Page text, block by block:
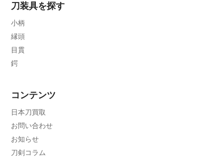
刀装具を探す
小柄
縁頭
目貫
鍔
コンテンツ
日本刀買取
お問い合わせ
お知らせ
刀剣コラム